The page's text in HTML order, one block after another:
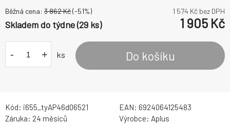
Běžná cena: 3 862Kč(-51%) 1 574 Kč bez DPH
Skladem do týdne (29 ks) 1 905 Kč
- + ks Do košíku
Kód: i655_tyAP46d06521 EAN: 6924064125483
Záruka: 24 měsíců Výrobce: Aplus